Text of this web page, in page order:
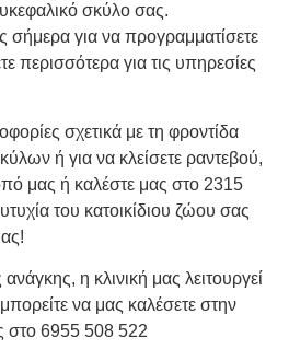
σκύλο σας.
σήμερα για να προγραμματίσετε
περισσότερα για τις υπηρεσίες
σχετικά με τη φροντίδα
ή για να κλείσετε ραντεβού,
μας ή καλέστε μας στο 2315
του κατοικίδιου ζώου σας
η κλινική μας λειτουργεί
να μας καλέσετε στην
στο 6955 508 522